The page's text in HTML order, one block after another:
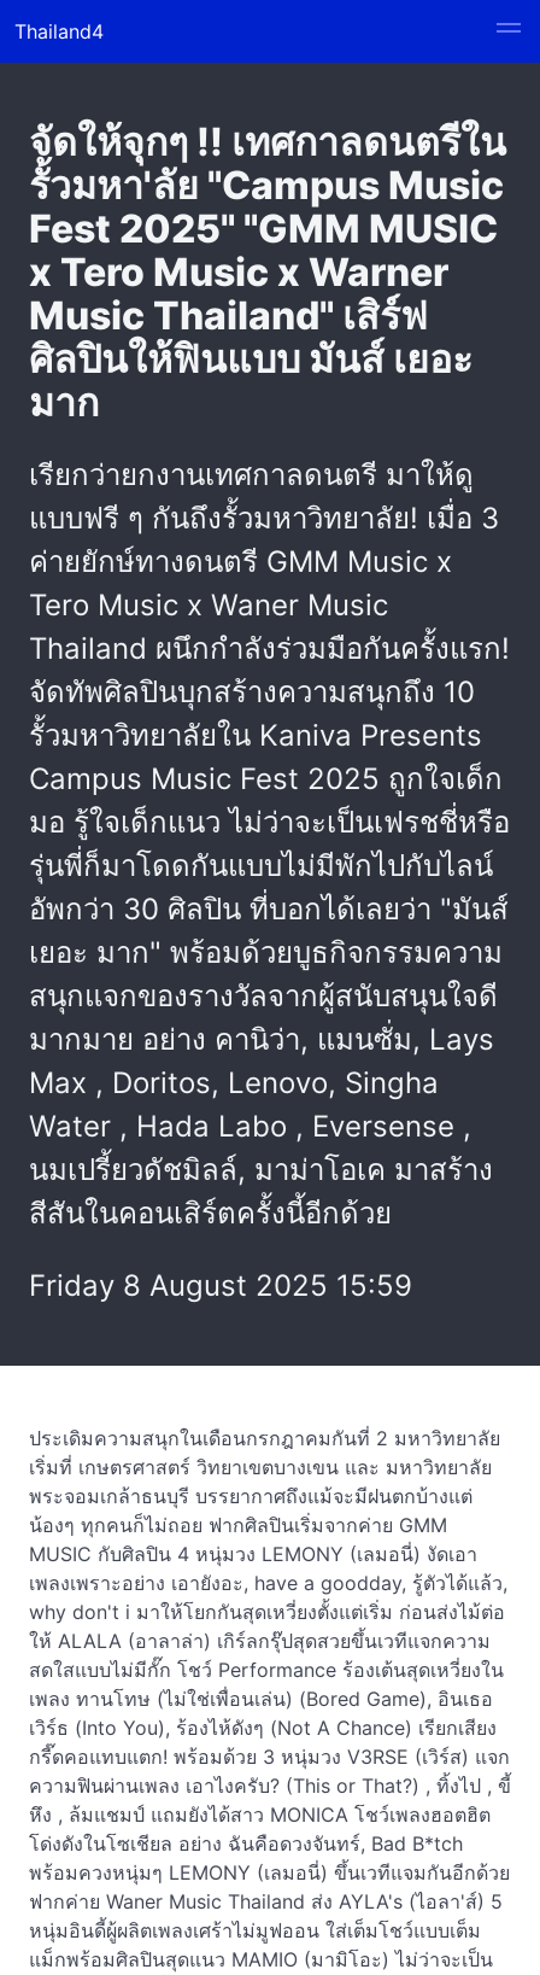
Thailand4
จัดให้จุกๆ !! เทศกาลดนตรีใน
รั้วมหา'ลัย "Campus Music
Fest 2025" "GMM MUSIC
x Tero Music x Warner
Music Thailand" เสิร์ฟ
ศิลปินให้ฟินแบบ มันส์ เยอะ
มาก
เรียกว่ายกงานเทศกาลดนตรี มาให้ดู
แบบฟรี ๆ กันถึงรั้วมหาวิทยาลัย! เมื่อ 3
ค่ายยักษ์ทางดนตรี GMM Music x
Tero Music x Waner Music
Thailand ผนึกกำลังร่วมมือกันครั้งแรก!
จัดทัพศิลปินบุกสร้างความสนุกถึง 10
รั้วมหาวิทยาลัยใน Kaniva Presents
Campus Music Fest 2025 ถูกใจเด็ก
มอ รู้ใจเด็กแนว ไม่ว่าจะเป็นเฟรชชี่หรือ
รุ่นพี่ก็มาโดดกันแบบไม่มีพักไปกับไลน์
อัพกว่า 30 ศิลปิน ที่บอกได้เลยว่า "มันส์
เยอะ มาก" พร้อมด้วยบูธกิจกรรมความ
สนุกแจกของรางวัลจากผู้สนับสนุนใจดี
มากมาย อย่าง คานิว่า, แมนซั่ม, Lays
Max , Doritos, Lenovo, Singha
Water , Hada Labo , Eversense ,
นมเปรี้ยวดัชมิลล์, มาม่าโอเค มาสร้าง
สีสันในคอนเสิร์ตครั้งนี้อีกด้วย
Friday 8 August 2025 15:59
ประเดิมความสนุกในเดือนกรกฎาคมกันที่ 2 มหาวิทยาลัย
เริ่มที่ เกษตรศาสตร์ วิทยาเขตบางเขน และ มหาวิทยาลัย
พระจอมเกล้าธนบุรี บรรยากาศถึงแม้จะมีฝนตกบ้างแต่
น้องๆ ทุกคนก็ไม่ถอย ฟากศิลปินเริ่มจากค่าย GMM
MUSIC กับศิลปิน 4 หนุ่มวง LEMONY (เลมอนี่) งัดเอา
เพลงเพราะอย่าง เอายังอะ, have a goodday, รู้ตัวได้แล้ว,
why don't i มาให้โยกกันสุดเหวี่ยงตั้งแต่เริ่ม ก่อนส่งไม้ต่อ
ให้ ALALA (อาลาล่า) เกิร์ลกรุ๊ปสุดสวยขึ้นเวทีแจกความ
สดใสแบบไม่มีกั๊ก โชว์ Performance ร้องเต้นสุดเหวี่ยงใน
เพลง ทานโทษ (ไม่ใช่เพื่อนเล่น) (Bored Game), อินเธอ
เวิร์ธ (Into You), ร้องไห้ดังๆ (Not A Chance) เรียกเสียง
กรี๊ดคอแทบแตก! พร้อมด้วย 3 หนุ่มวง V3RSE (เวิร์ส) แจก
ความฟินผ่านเพลง เอาไงครับ? (This or That?) , ทิ้งไป , ขี้
หึง , ล้มแชมป์ แถมยังได้สาว MONICA โชว์เพลงฮอตฮิต
โด่งดังในโซเชียล อย่าง ฉันคือดวงจันทร์, Bad B*tch
พร้อมควงหนุ่มๆ LEMONY (เลมอนี่) ขึ้นเวทีแจมกันอีกด้วย
ฟากค่าย Waner Music Thailand ส่ง AYLA's (ไอลา'ส์) 5
หนุ่มอินดี้ผู้ผลิตเพลงเศร้าไม่มูฟออน ใส่เต็มโชว์แบบเต็ม
แม็กพร้อมศิลปินสุดแนว MAMIO (มามิโอะ) ไม่ว่าจะเป็น